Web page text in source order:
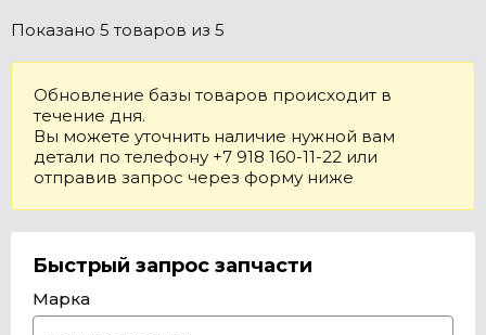
Показано 5 товаров из 5
Обновление базы товаров происходит в
течение дня.
Вы можете уточнить наличие нужной вам
детали по телефону +7 918 160-11-22 или
отправив запрос через форму ниже
Быстрый запрос запчасти
Марка